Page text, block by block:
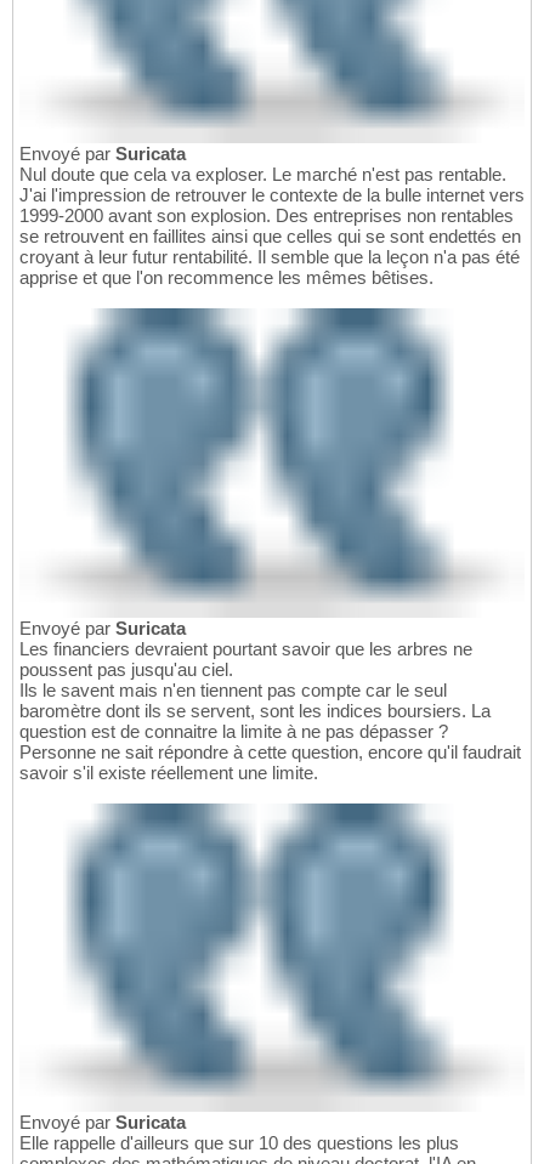
Envoyé par Suricata
Nul doute que cela va exploser. Le marché n'est pas rentable.
J'ai l'impression de retrouver le contexte de la bulle internet vers
1999-2000 avant son explosion. Des entreprises non rentables
se retrouvent en faillites ainsi que celles qui se sont endettés en
croyant à leur futur rentabilité. Il semble que la leçon n'a pas été
apprise et que l'on recommence les mêmes bêtises.
Envoyé par Suricata
Les financiers devraient pourtant savoir que les arbres ne
poussent pas jusqu'au ciel.
Ils le savent mais n'en tiennent pas compte car le seul
baromètre dont ils se servent, sont les indices boursiers. La
question est de connaitre la limite à ne pas dépasser ?
Personne ne sait répondre à cette question, encore qu'il faudrait
savoir s'il existe réellement une limite.
Envoyé par Suricata
Elle rappelle d'ailleurs que sur 10 des questions les plus